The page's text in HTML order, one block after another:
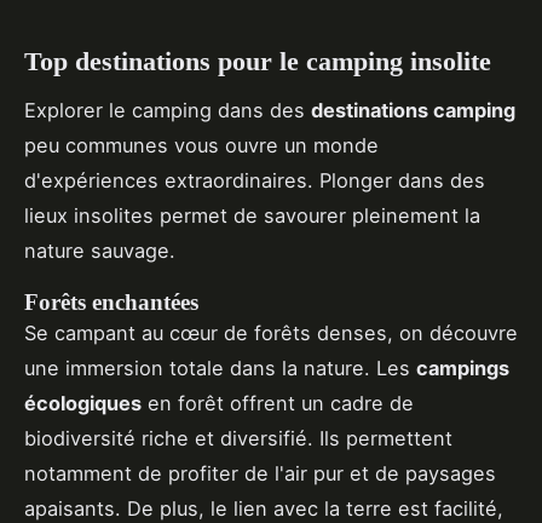
Top destinations pour le camping insolite
Explorer le camping dans des destinations camping
peu communes vous ouvre un monde
d'expériences extraordinaires. Plonger dans des
lieux insolites permet de savourer pleinement la
nature sauvage.
Forêts enchantées
Se campant au cœur de forêts denses, on découvre
une immersion totale dans la nature. Les campings
écologiques en forêt offrent un cadre de
biodiversité riche et diversifié. Ils permettent
notamment de profiter de l'air pur et de paysages
apaisants. De plus, le lien avec la terre est facilité,